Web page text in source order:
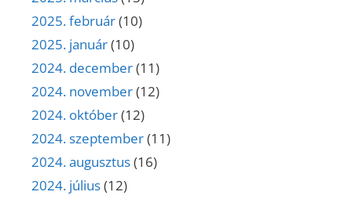
2025. február(10)
2025. január(10)
2024. december(11)
2024. november(12)
2024. október(12)
2024. szeptember(11)
2024. augusztus(16)
2024. július(12)